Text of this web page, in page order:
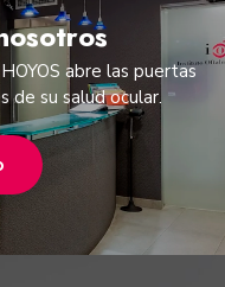
abre las puertas
de su salud ocular.